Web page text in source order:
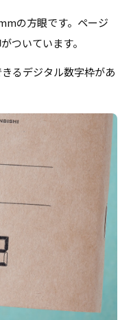
の方眼です。ページ
ついています。
るデジタル数字枠があ